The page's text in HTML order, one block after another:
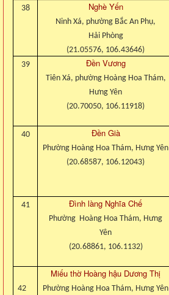
38
Nghè Yến
Ninh Xá, phường Bắc An Phụ,
Hải Phòng
(21.05576, 106.43646)
39 Đền Vương
Tiên Xá, phường Hoàng Hoa Thám,
Hưng Yên
(20.70050, 106.11918)
40 Đền Già
Phường Hoàng Hoa Thám, Hưng Yên
(20.68587, 106.12043)
41 Đình làng Nghĩa Chế
Phường Hoàng Hoa Thám, Hưng
Yên
(20.68861, 106.1132)
42
Miếu thờ Hoàng hậu Dương Thị
Phường Hoàng Hoa Thám, Hưng Yên